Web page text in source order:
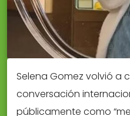
Selena Gomez volvió a
conversación
públicamente como